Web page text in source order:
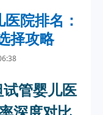
院排名：
择攻略
管婴儿医